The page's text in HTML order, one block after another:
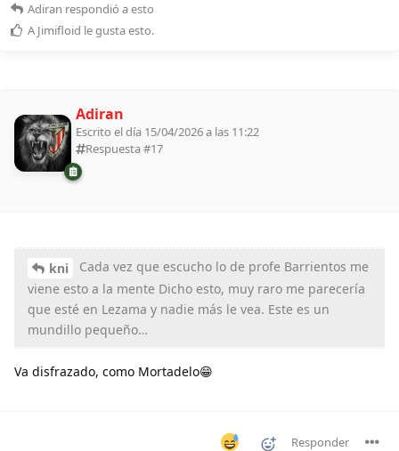
Adiran respondió a esto
A Jimifloid le gusta esto.
Adiran
Escrito el día 15/04/2026 a las 11:22
Respuesta #17
kni
Cada vez que escucho lo de profe Barrientos me
viene esto a la mente Dicho esto, muy raro me parecería
que esté en Lezama y nadie más le vea. Este es un
mundillo pequeño…
Va disfrazado, como Mortadelo😁
Responder